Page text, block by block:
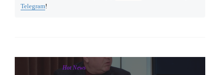
Telegram!
Hot News